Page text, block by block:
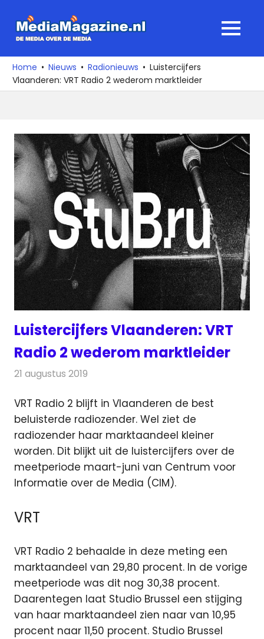
naar
media
over
de
MENU
Home Nieuws Radionieuws
Luistercijfers
Vlaanderen: VRT Radio 2 wederom marktleider
Luistercijfers Vlaanderen: VRT
Radio 2 wederom marktleider
21 augustus 2019
VRT Radio 2 blijft in Vlaanderen de best
beluisterde radiozender. Wel ziet de
radiozender haar marktaandeel kleiner
worden. Dit blijkt uit de luistercijfers over de
meetperiode maart-juni van Centrum voor
Informatie over de Media (CIM).
VRT
VRT Radio 2 behaalde in deze meting een
marktaandeel van 29,80 procent. In de vorige
meetperiode was dit nog 30,38 procent.
Daarentegen laat Studio Brussel een stijging
van haar marktaandeel zien naar van 10,95
procent naar 11,50 procent. Studio Brussel